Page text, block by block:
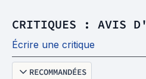
CRITIQUES : AVIS
Écrire une critique
RECOMMANDÉES